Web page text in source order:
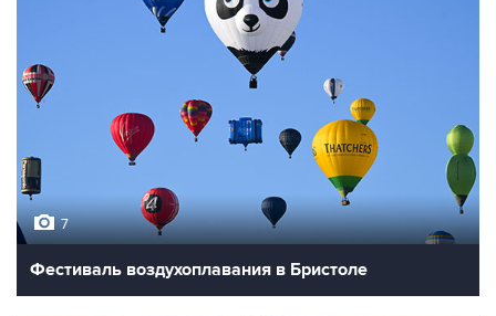
7
Фестиваль воздухоплавания в Бристоле